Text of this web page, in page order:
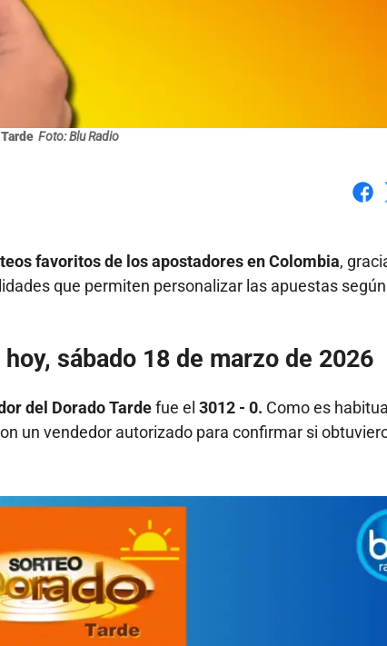
Foto: Blu Radio
favoritos de los apostadores en Colombia,
que permiten personalizar las apuestas según
sábado 18 de marzo de 2026
del Dorado Tardefue el 3012 - 0. Como es
un vendedor autorizado para confirmar si